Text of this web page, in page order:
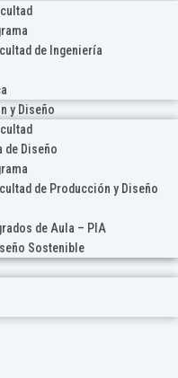
de Ingeniería
y Diseño
de Diseño
de Producción y Diseño
de Aula – PIA
Sostenible